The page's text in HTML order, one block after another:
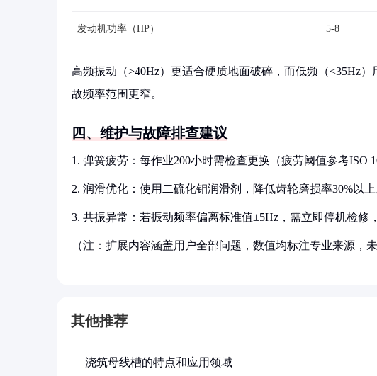
发动机功率（HP） 5-8
高频振动（>40Hz）更适合硬质地面破碎，而低频（<35Hz
故频率范围更窄。
四、维护与故障排查建议
1. 弹簧疲劳：每作业200小时需检查更换（疲劳阈值参考ISO
2. 润滑优化：使用二硫化钼润滑剂，降低齿轮磨损率30%以上
3. 共振异常：若振动频率偏离标准值±5Hz，需立即停机检修
（注：扩展内容涵盖用户全部问题，数值均标注专业来源，
其他推荐
浇筑母线槽的特点和应用领域